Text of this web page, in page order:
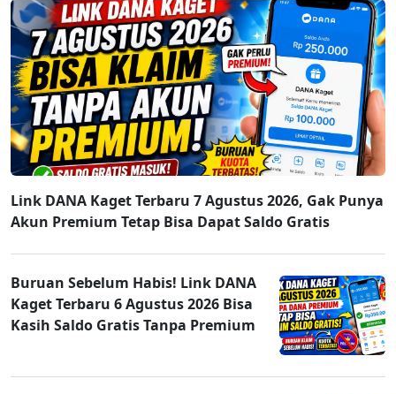
Link DANA Kaget Terbaru 7 Agustus 2026, Gak Punya
Akun Premium Tetap Bisa Dapat Saldo Gratis
Buruan Sebelum Habis! Link DANA
Kaget Terbaru 6 Agustus 2026 Bisa
Kasih Saldo Gratis Tanpa Premium